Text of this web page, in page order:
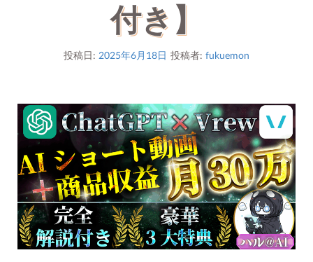
付き】
投稿日: 2025年6月18日 投稿者: fukuemon